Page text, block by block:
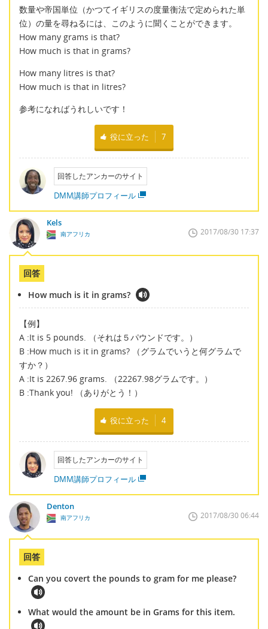
数量や帝国単位（かつてイギリスの度量衡法で定められた単
位）の量を尋ねるには、このように聞くことができます。
How many grams is that?
How much is that in grams?
How many litres is that?
How much is that in litres?
参考になればうれしいです！
役に立った 7
回答したアンカーのサイト
DMM講師プロフィール
Kels
南アフリカ 2017/08/30 17:37
回答
How much is it in grams?
【例】
A :It is 5 pounds. （それは５パウンドです。）
B :How much is it in grams? （グラムでいうと何グラムで
すか？）
A :It is 2267.96 grams. （22267.98グラムです。）
B :Thank you! （ありがとう！）
役に立った 4
回答したアンカーのサイト
DMM講師プロフィール
Denton
南アフリカ 2017/08/30 06:44
回答
Can you covert the pounds to gram for me please?
What would the amount be in Grams for this item.